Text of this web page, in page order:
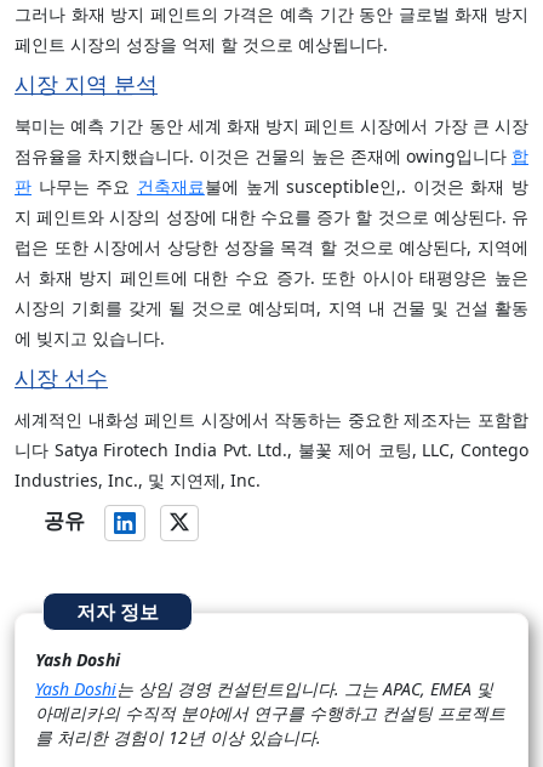
그러나 화재 방지 페인트의 가격은 예측 기간 동안 글로벌 화재 방지
페인트 시장의 성장을 억제 할 것으로 예상됩니다.
시장 지역 분석
북미는 예측 기간 동안 세계 화재 방지 페인트 시장에서 가장 큰 시장
점유율을 차지했습니다. 이것은 건물의 높은 존재에 owing입니다 합
판 나무는 주요 건축재료불에 높게 susceptible인,. 이것은 화재 방
지 페인트와 시장의 성장에 대한 수요를 증가 할 것으로 예상된다. 유
럽은 또한 시장에서 상당한 성장을 목격 할 것으로 예상된다, 지역에
서 화재 방지 페인트에 대한 수요 증가. 또한 아시아 태평양은 높은
시장의 기회를 갖게 될 것으로 예상되며, 지역 내 건물 및 건설 활동
에 빚지고 있습니다.
시장 선수
세계적인 내화성 페인트 시장에서 작동하는 중요한 제조자는 포함합
니다 Satya Firotech India Pvt. Ltd., 불꽃 제어 코팅, LLC, Contego
Industries, Inc., 및 지연제, Inc.
공유
저자 정보
Yash Doshi
Yash Doshi는 상임 경영 컨설턴트입니다. 그는 APAC, EMEA 및
아메리카의 수직적 분야에서 연구를 수행하고 컨설팅 프로젝트
를 처리한 경험이 12년 이상 있습니다.